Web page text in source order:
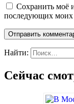
Сохранить моё
последующих моих
Найти:
Сейчас